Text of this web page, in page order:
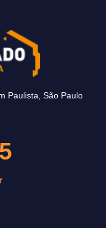
Paulista, São Paulo